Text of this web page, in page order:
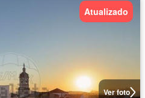
Ver foto
Atualizado